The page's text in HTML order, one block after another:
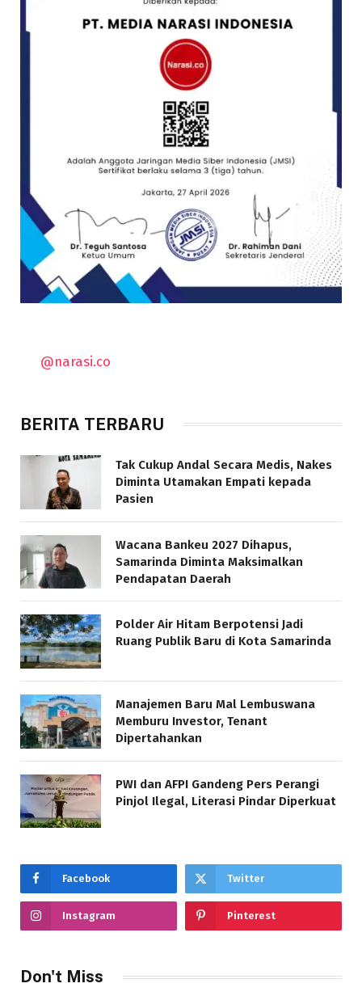
@narasi.co
BERITA TERBARU
Tak Cukup Andal Secara Medis, Nakes
Diminta Utamakan Empati kepada
Pasien
Wacana Bankeu 2027 Dihapus,
Samarinda Diminta Maksimalkan
Pendapatan Daerah
Polder Air Hitam Berpotensi Jadi
Ruang Publik Baru di Kota Samarinda
Manajemen Baru Mal Lembuswana
Memburu Investor, Tenant
Dipertahankan
PWI dan AFPI Gandeng Pers Perangi
Pinjol Ilegal, Literasi Pindar Diperkuat
Facebook Twitter
Instagram Pinterest
Don't Miss